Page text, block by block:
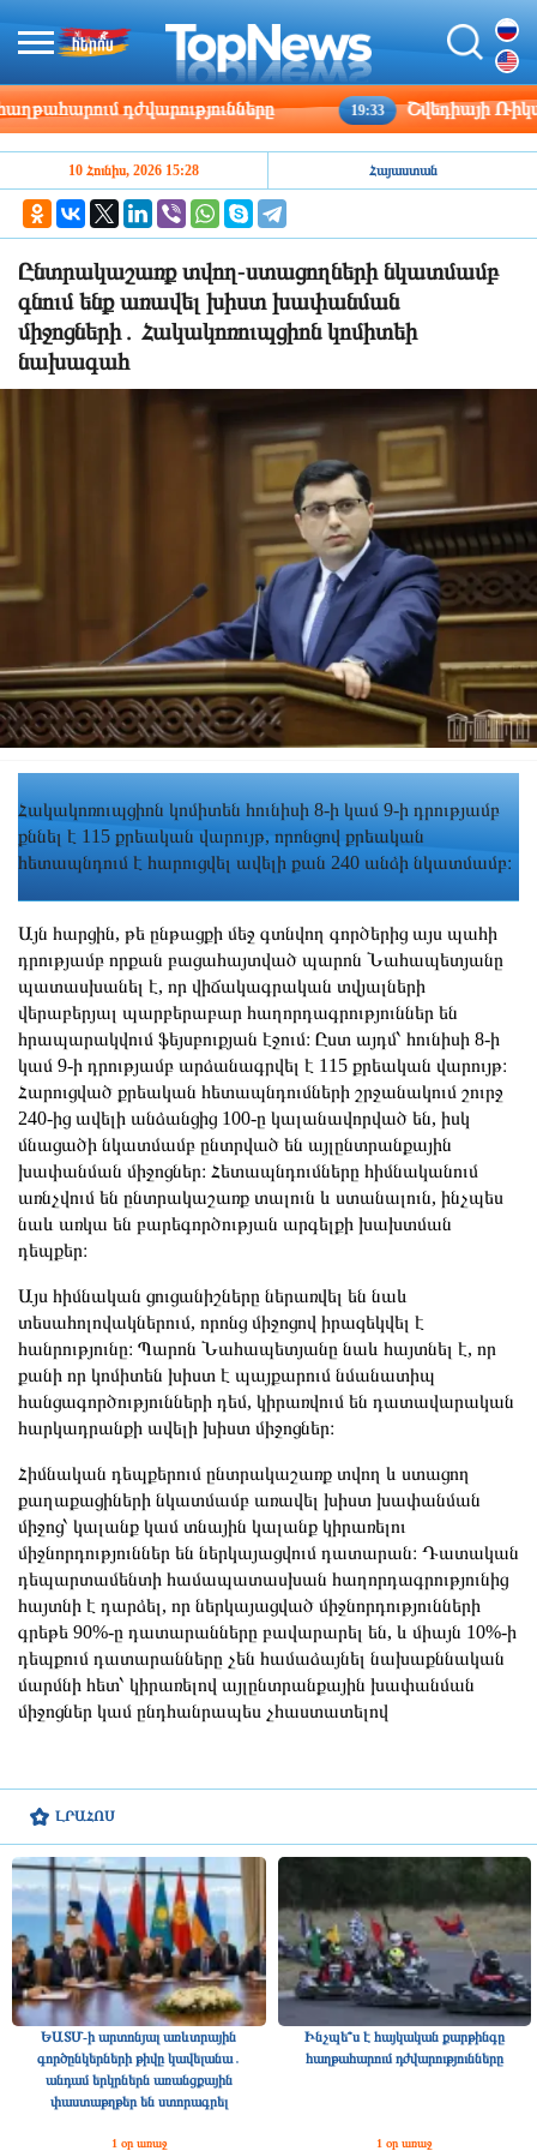
դժվարությունները 19:33 Շվեդիայի
ԼՐԱՀՈՍ
ԵԱՏՄ-ի արտոնյալ առևտրային
գործընկերների թիվը կավելանա․
անդամ երկրներն առանցքային
փաստաթղթեր են ստորագրել
1 օր առաջ
Ինչպե՞ս է հայկական քարթինգը
հաղթահարում դժվարությունները
1 օր առաջ
10 Հունիս, 2026 15:28 Հայաստան
Ընտրակաշառք տվող-ստացողների նկատմամբ
գնում ենք առավել խիստ խափանման
միջոցների․ Հակակոռուպցիոն կոմիտեի
նախագահ
Հակակոռուպցիոն կոմիտեն հունիսի 8-ի կամ 9-ի դրությամբ
քննել է 115 քրեական վարույթ, որոնցով քրեական
հետապնդում է հարուցվել ավելի քան 240 անձի նկատմամբ։
Այն հարցին, թե ընթացքի մեջ գտնվող գործերից այս պահի
դրությամբ որքան բացահայտված պարոն Նահապետյանը
պատասխանել է, որ վիճակագրական տվյալների
վերաբերյալ պարբերաբար հաղորդագրություններ են
հրապարակվում ֆեյսբուքյան էջում։ Ըստ այդմ՝ հունիսի 8-ի
կամ 9-ի դրությամբ արձանագրվել է 115 քրեական վարույթ։
Հարուցված քրեական հետապնդումների շրջանակում շուրջ
240-ից ավելի անձանցից 100-ը կալանավորված են, իսկ
մնացածի նկատմամբ ընտրված են այլընտրանքային
խափանման միջոցներ։ Հետապնդումները հիմնականում
առնչվում են ընտրակաշառք տալուն և ստանալուն, ինչպես
նաև առկա են բարեգործության արգելքի խախտման
դեպքեր։
Այս հիմնական ցուցանիշները ներառվել են նաև
տեսահոլովակներում, որոնց միջոցով իրազեկվել է
հանրությունը։ Պարոն Նահապետյանը նաև հայտնել է, որ
քանի որ կոմիտեն խիստ է պայքարում նմանատիպ
հանցագործությունների դեմ, կիրառվում են դատավարական
հարկադրանքի ավելի խիստ միջոցներ։
Հիմնական դեպքերում ընտրակաշառք տվող և ստացող
քաղաքացիների նկատմամբ առավել խիստ խափանման
միջոց՝ կալանք կամ տնային կալանք կիրառելու
միջնորդություններ են ներկայացվում դատարան։ Դատական
դեպարտամենտի համապատասխան հաղորդագրությունից
հայտնի է դարձել, որ ներկայացված միջնորդությունների
գրեթե 90%-ը դատարանները բավարարել են, և միայն 10%-ի
դեպքում դատարանները չեն համաձայնել նախաքննական
մարմնի հետ՝ կիրառելով այլընտրանքային խափանման
միջոցներ կամ ընդհանրապես չհաստատելով